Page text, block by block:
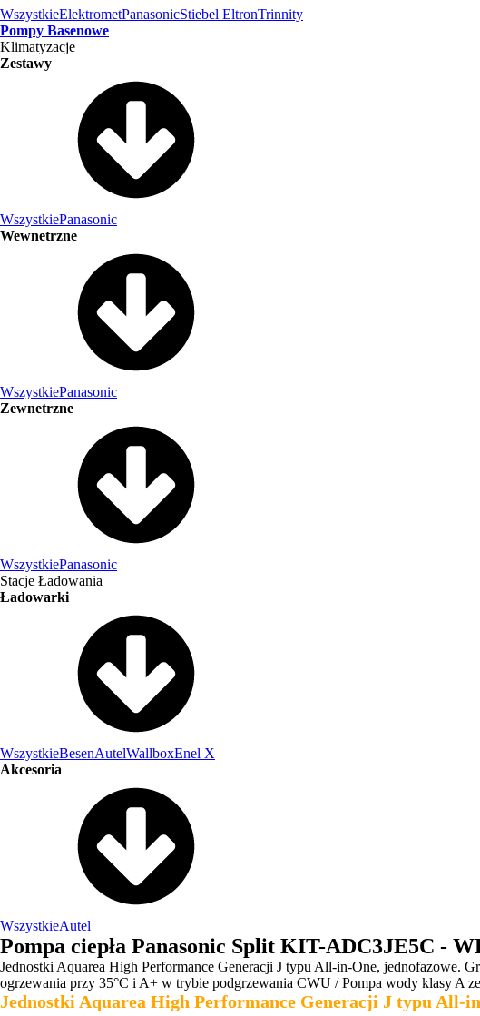
WszystkieElektrometPanasonicStiebel EltronTrinnity
Pompy Basenowe
Klimatyzacje
Zestawy
WszystkiePanasonic
Wewnetrzne
WszystkiePanasonic
Zewnetrzne
WszystkiePanasonic
Stacje Ładowania
Ładowarki
WszystkieBesenAutelWallboxEnel X
Akcesoria
WszystkieAutel
Pompa ciepła Panasonic Split KIT-ADC3JE5C -
Jednostki Aquarea High Performance Generacji J typu All-in-One, jednofazowe.
ogrzewania przy 35°C i A+ w trybie podgrzewania CWU / Pompa wody klasy
Jednostki Aquarea High Performance Generacji J typu All-